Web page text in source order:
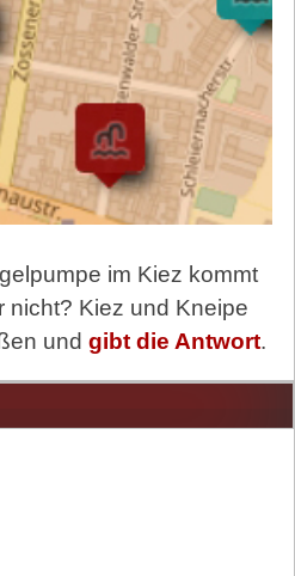
im Kiez kommt
nicht? Kiez und Kneipe
und gibt die Antwort.